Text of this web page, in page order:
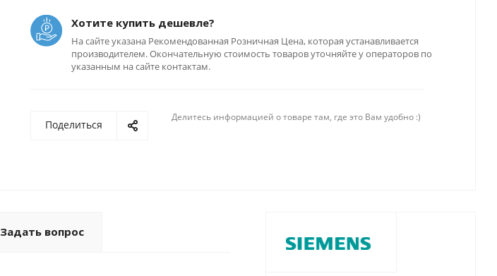
Хотите купить дешевле?
На сайте указана Рекомендованная Розничная Цена, которая устанавливается
производителем. Окончательную стоимость товаров уточняйте у операторов по
указанным на сайте контактам.
Поделиться
Делитесь информацией о товаре там, где это Вам удобно :)
Задать вопрос